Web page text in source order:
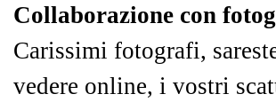
Collaborazione con
Carissimi fotografi,
vedere online, i vostri